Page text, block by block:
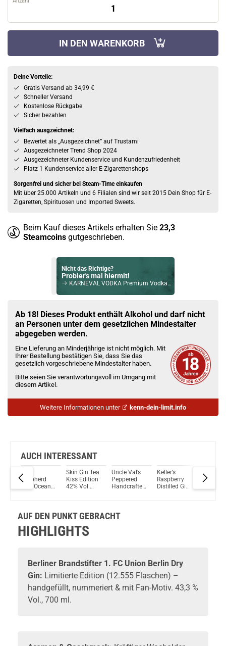
IN DEN WARENKORB
Deine Vorteile:
Gratis Versand ab 34,99 €
Schneller Versand
Kostenlose Rückgabe
Sicher bezahlen
Vielfach ausgzeichnet:
Bewertet als „Ausgezeichnet” auf Trustami
Ausgezeichneter Trend Shop 2024
Ausgezeichneter Kundenservice und Kundenzufriedenheit
Platz 1 Kundenservice aller E-Zigarettenshops
Sorgenfrei und sicher bei Steam-Time einkaufen
Mit über 25.000 Artikeln und 6 Filialen sind wir seit 2015 Dein Shop für E-
Zigaretten, Spirituosen und Imported Sweets.
Beim Kauf dieses Artikels erhalten Sie 23,3
Steamcoins gutgeschrieben.
Nicht das Richtige?
Probier's mal hiermit!
KARNEVAL VODKA Premium Vodka 40% Vol. 500ml
Check das mal!
Santos Dumont X.O. Gewürztraminer Rum-Basis 40%Vol. 700ml
Du willst Kröten sparen?
Schau mal hier!
Dovpo Ayce Pro Pod System Kit Pink
Ab 18! Dieses Produkt enthält Alkohol und darf nicht
an Personen unter dem gesetzlichen Mindestalter
abgegeben werden.
Eine Lieferung an Minderjährige ist nicht möglich. Mit
Ihrer Bestellung bestätigen Sie, dass Sie das
gesetzlich vorgeschriebene Mindestalter haben.
Bitte seien Sie verantwortungsvoll im Umgang mit
diesem Artikel.
Weitere Informationen unter kenn-dein-limit.info
AUCH INTERESSANT
Sea
Shepherd
Blue Ocean
Skin Gin Tea
Kiss Edition
42% Vol.
Uncle Val’s
Peppered
Handcrafted
Keller’s
Raspberry
Distilled Gin
Nordes
Atlantic
AUF DEN PUNKT GEBRACHT
HIGHLIGHTS
Berliner Brandstifter 1. FC Union Berlin Dry
Gin: Limitierte Edition (12.555 Flaschen) –
handgefüllt, nummeriert & mit Fan-Motiv. 43,3 %
Vol., 700 ml.